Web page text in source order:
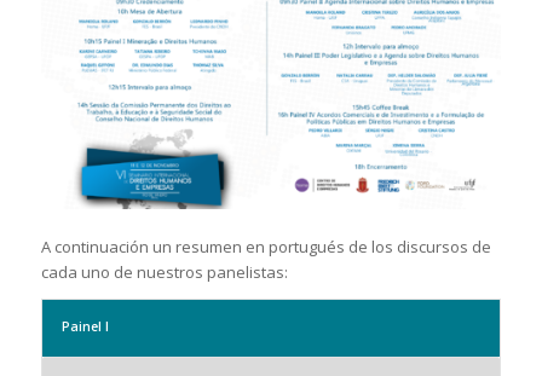
A continuación un resumen en portugués de los discursos de
cada uno de nuestros panelistas:
Painel I